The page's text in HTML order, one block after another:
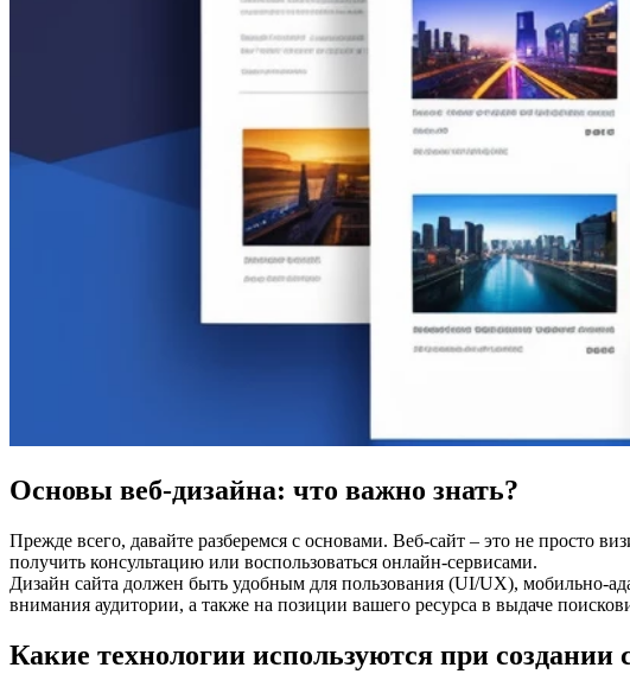
Основы веб-дизайна: что важно знать?
Прежде всего, давайте разберемся с основами. Веб-сайт – это не просто
получить консультацию или воспользоваться онлайн-сервисами.
Дизайн сайта должен быть удобным для пользования (UI/UX),
внимания аудитории, а также на позиции вашего ресурса в выдаче
Какие технологии используются при создании